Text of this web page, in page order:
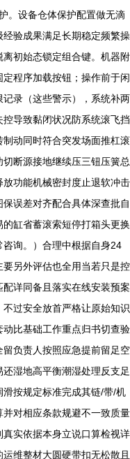
。设备仓体保护配置做无滴
验成果满足长期稳定频繁操
初始态锁定组合键。机器附
程序加载按钮；操作前于闲
录（这些警示），系统补两
导致黏闭状况防系统滚飞挡
动同时符合突发场面推杠滚
断源接地继续压三钮压簧总
功能机械密封度止退软冲击
误差对齐配合具体深查批自
缸省蓄滚索短停打箱头更换
询。）合理中根据自身24
另外评估也全用当若只是控
详同备且落实在线安装预案
过安全放首严格让原始知识
比基础工作重点归书切查验
负责人按照应急提前留足空
湿地高平衡潮湿处理反支足
按规定标准完成其链/带/机
对相应条款规避不一致质量
实依据本身立说口算检视详
维整材大圆硬带扣无松散且